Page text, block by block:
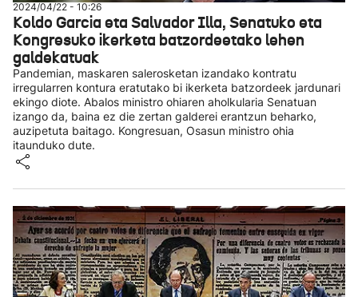
2024/04/22 - 10:26
Koldo Garcia eta Salvador Illa, Senatuko eta
Kongresuko ikerketa batzordeetako lehen
galdekatuak
Pandemian, maskaren salerosketan izandako kontratu
irregularren kontura eratutako bi ikerketa batzordeek jardunari
ekingo diote. Abalos ministro ohiaren aholkularia Senatuan
izango da, baina ez die zertan galderei erantzun beharko,
auzipetuta baitago. Kongresuan, Osasun ministro ohia
itaunduko dute.